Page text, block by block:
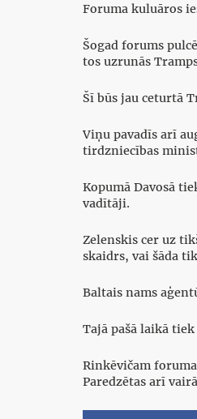
Foruma kuluāros
Šogad forums
tos uzrunās
Šī būs jau ceturtā
Viņu pavadīs arī
tirdzniecības
Kopumā Davosā
vadītāji.
Zelenskis cer uz
skaidrs, vai šāda
Baltais nams
Tajā pašā laikā
Rinkēvičam
Paredzētas arī